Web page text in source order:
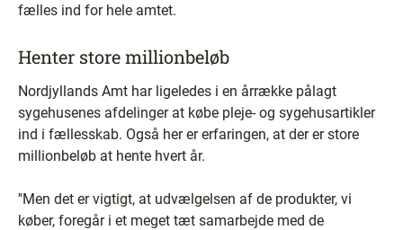
fælles ind for hele amtet.
Henter store millionbeløb
Nordjyllands Amt har ligeledes i en årrække pålagt
sygehusenes afdelinger at købe pleje- og sygehusartikler
ind i fællesskab. Også her er erfaringen, at der er store
millionbeløb at hente hvert år.
''Men det er vigtigt, at udvælgelsen af de produkter, vi
køber, foregår i et meget tæt samarbejde med de